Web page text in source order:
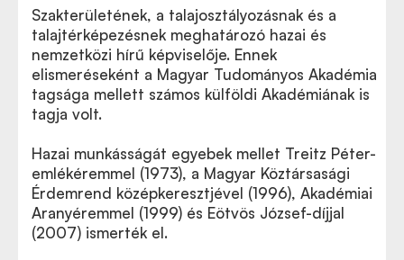
Szakterületének, a talajosztályozásnak és a
talajtérképezésnek meghatározó hazai és
nemzetközi hírű képviselője. Ennek
elismeréseként a Magyar Tudományos Akadémia
tagsága mellett számos külföldi Akadémiának is
tagja volt.
Hazai munkásságát egyebek mellet Treitz Péter-
emlékéremmel (1973), a Magyar Köztársasági
Érdemrend középkeresztjével (1996), Akadémiai
Aranyéremmel (1999) és Eötvös József-díjjal
(2007) ismerték el.